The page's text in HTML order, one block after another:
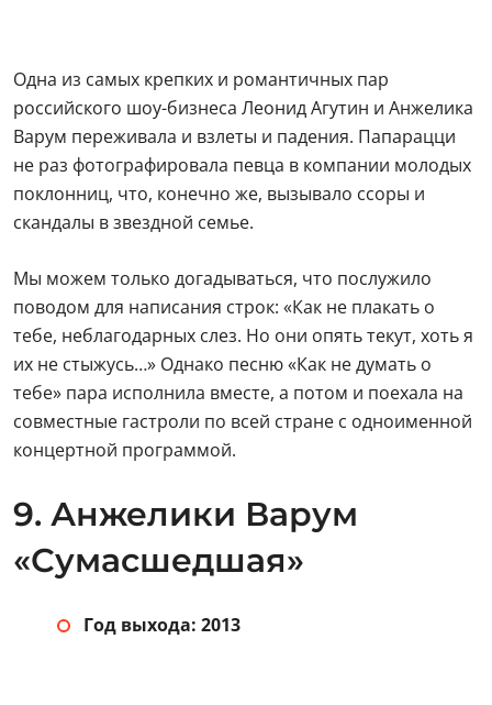
Одна из самых крепких и романтичных пар
российского шоу-бизнеса Леонид Агутин и Анжелика
Варум переживала и взлеты и падения. Папарацци
не раз фотографировала певца в компании молодых
поклонниц, что, конечно же, вызывало ссоры и
скандалы в звездной семье.
Мы можем только догадываться, что послужило
поводом для написания строк: «Как не плакать о
тебе, неблагодарных слез. Но они опять текут, хоть я
их не стыжусь…» Однако песню «Как не думать о
тебе» пара исполнила вместе, а потом и поехала на
совместные гастроли по всей стране с одноименной
концертной программой.
9. Анжелики Варум
«Сумасшедшая»
Год выхода: 2013